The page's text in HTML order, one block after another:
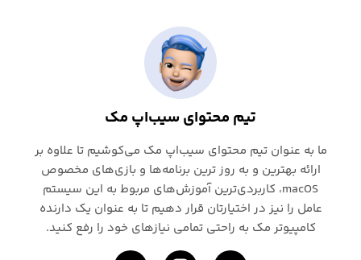
تیم محتوای سیب‌اپ مک
ما به عنوان تیم محتوای سیب‌اپ مک می‌کوشیم تا علاوه بر
ارائه بهترین و به روز ترین برنامه‌ها و بازی‌های مخصوص
macOS، کاربردی‌ترین آموزش‌های مربوط به این سیستم
عامل را نیز در اختیارتان قرار دهیم تا به عنوان یک دارنده
کامپیوتر مک به راحتی تمامی نیازهای خود را رفع کنید.